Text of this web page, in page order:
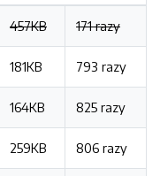
457KB 171 razy
181KB 793 razy
164KB 825 razy
259KB 806 razy